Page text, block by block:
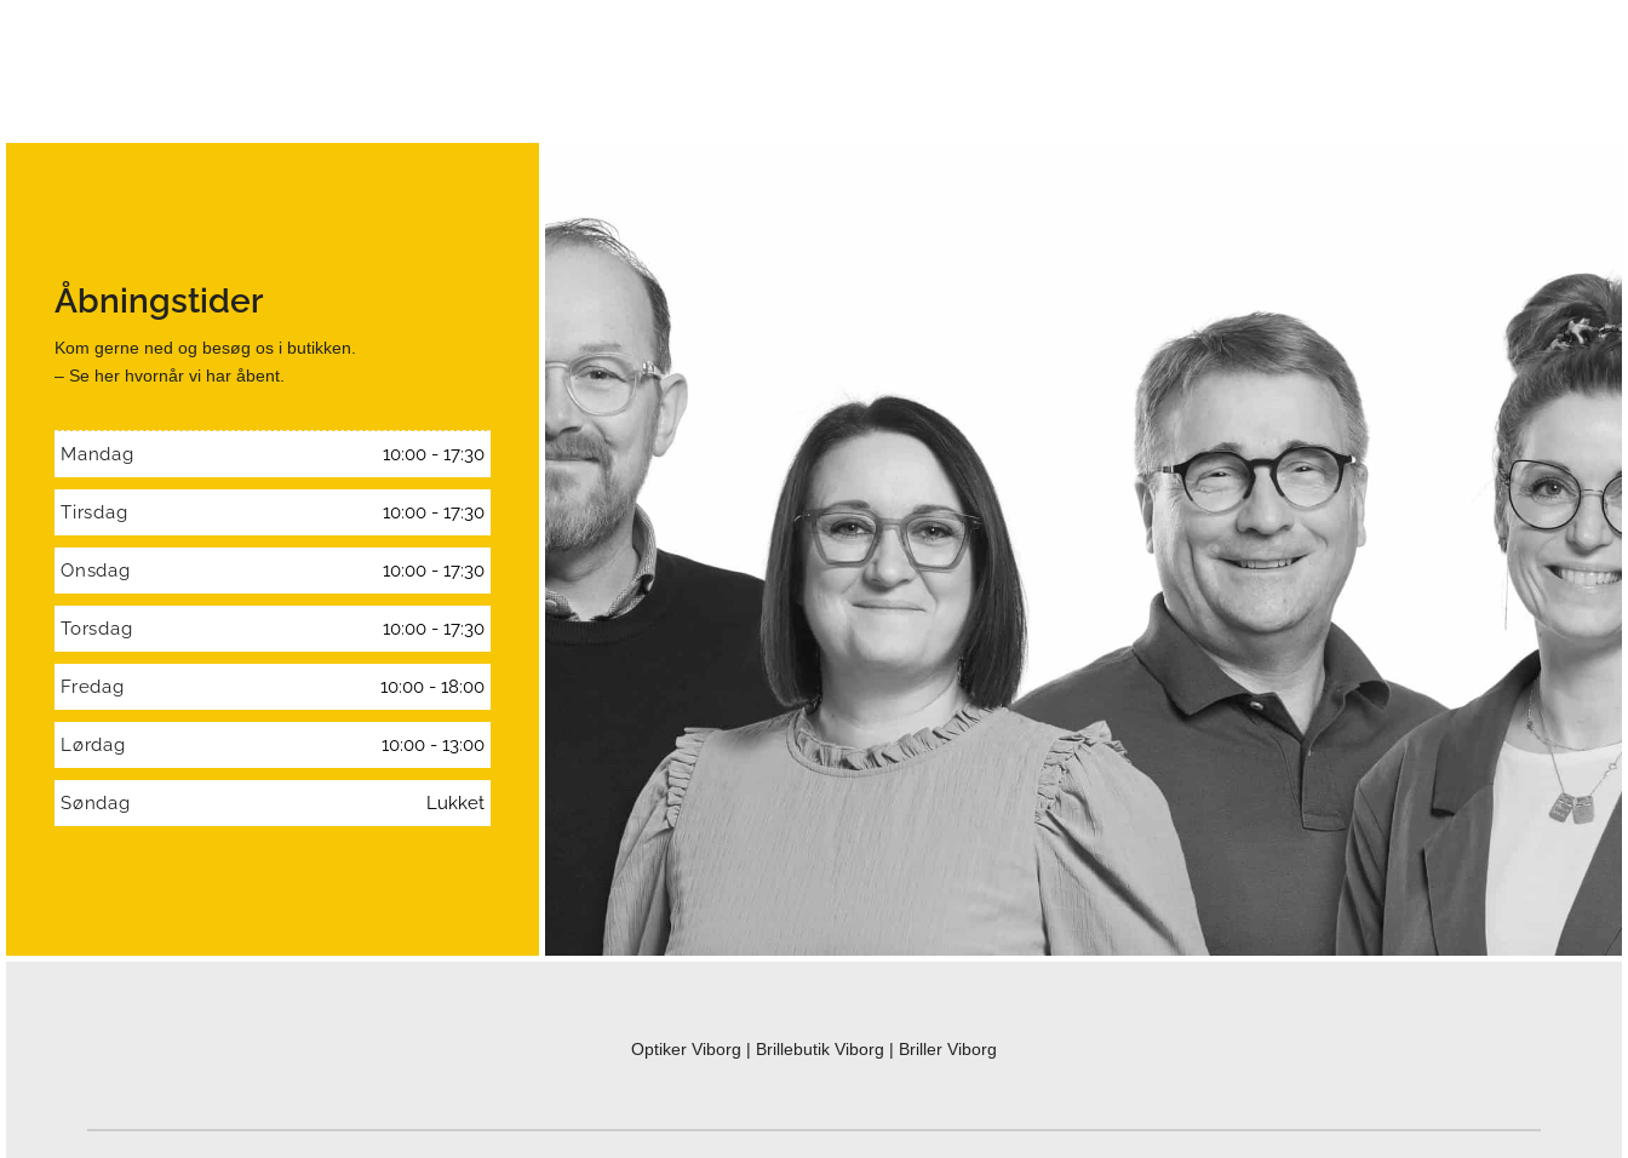
Åbningstider
Kom gerne ned og besøg os i butikken.
– Se her hvornår vi har åbent.
Mandag 10:00 - 17:30
Tirsdag 10:00 - 17:30
Onsdag 10:00 - 17:30
Torsdag 10:00 - 17:30
Fredag 10:00 - 18:00
Lørdag 10:00 - 13:00
Søndag Lukket
Optiker Viborg | Brillebutik Viborg | Briller Viborg